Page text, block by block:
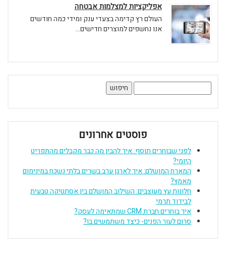
אפליקציות למצלמות אבטחה
העולם רץ קדימה בצעדי ענק ומידי כמה חודשים
אנו נחשפים למוצרים חדישים...
פוסטים אחרונים
לפני שבוחרים תוסף: איך להבין מה כבר מקבלים מהתפריט
היומי?
המארח המושלם: איך לארגן ערב בשרים בלתי נשכח במינימום
מאמץ?
חלונות עץ מעוצבים: השילוב המושלם בין אסתטיקה טבעית
לבידוד תרמי
איך בוחרים חברת CRM שמתאימה לעסק?
סרום לעור הפנים- כיצד משתמשים בו?